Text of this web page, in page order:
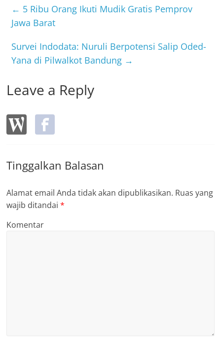
b
o
o
k
← 5 Ribu Orang Ikuti Mudik Gratis Pemprov
Jawa Barat
Survei Indodata: Nuruli Berpotensi Salip Oded-
Yana di Pilwalkot Bandung →
Leave a Reply
Tinggalkan Balasan
Alamat email Anda tidak akan dipublikasikan. Ruas yang
wajib ditandai*
Komentar